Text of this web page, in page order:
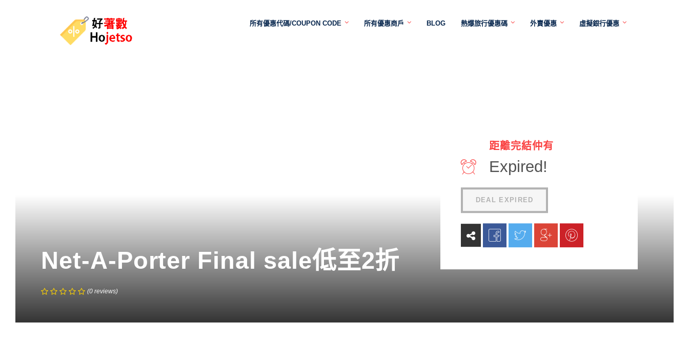
所有優惠代碼/COUPON CODE 所有優惠商戶 BLOG 熱爆旅行優惠碼 外賣優惠 虛擬銀行優惠
Net-A-Porter Final sale低至2折
(0 reviews)
距離完結仲有
Expired!
DEAL EXPIRED